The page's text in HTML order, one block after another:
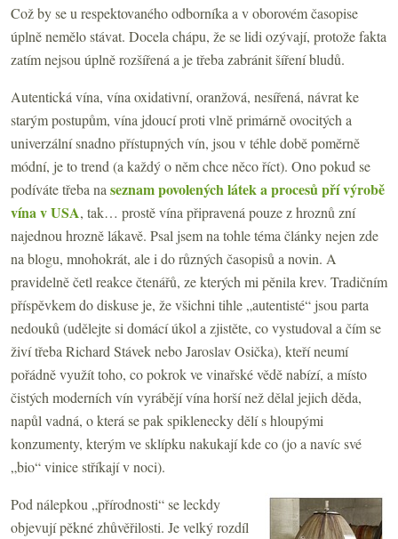
Což by se u respektovaného odborníka a v oborovém časopise
úplně nemělo stávat. Docela chápu, že se lidi ozývají, protože fakta
zatím nejsou úplně rozšířená a je třeba zabránit šíření bludů.
Autentická vína, vína oxidativní, oranžová, nesířená, návrat ke
starým postupům, vína jdoucí proti vlně primárně ovocitých a
univerzální snadno přístupných vín, jsou v téhle době poměrně
módní, je to trend (a každý o něm chce něco říct). Ono pokud se
podíváte třeba na seznam povolených látek a procesů pří výrobě
vína v USA, tak… prostě vína připravená pouze z hroznů zní
najednou hrozně lákavě. Psal jsem na tohle téma články nejen zde
na blogu, mnohokrát, ale i do různých časopisů a novin. A
pravidelně četl reakce čtenářů, ze kterých mi pěnila krev. Tradičním
příspěvkem do diskuse je, že všichni tihle „autentisté“ jsou parta
nedouků (udělejte si domácí úkol a zjistěte, co vystudoval a čím se
živí třeba Richard Stávek nebo Jaroslav Osička), kteří neumí
pořádně využít toho, co pokrok ve vinařské vědě nabízí, a místo
čistých moderních vín vyrábějí vína horší než dělal jejich děda,
napůl vadná, o která se pak spiklenecky dělí s hloupými
konzumenty, kterým ve sklípku nakukají kde co (jo a navíc své
„bio“ vinice stříkají v noci).
Pod nálepkou „přírodnosti“ se leckdy
objevují pěkné zhůvěřilosti. Je velký rozdíl